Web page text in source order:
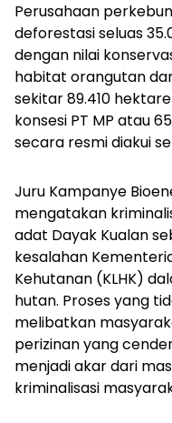
Perusahaan
deforestasi seluas
dengan nilai
habitat orangutan
sekitar 89.410
konsesi PT MP atau
secara resmi diakui
Juru Kampanye
mengatakan
adat Dayak Kualan
kesalahan
Kehutanan (KLHK)
hutan. Proses yang
melibatkan
perizinan yang
menjadi akar dari
kriminalisasi